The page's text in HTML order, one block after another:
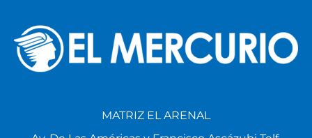
MATRIZ EL ARENAL